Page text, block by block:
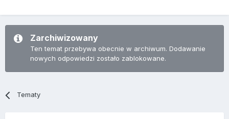
Zarchiwizowany
Ten temat przebywa obecnie w archiwum. Dodawanie
nowych odpowiedzi zostało zablokowane.
Tematy